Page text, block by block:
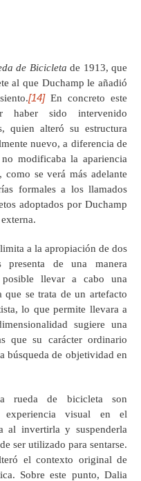
de Bicicleta de 1913, que
al que Duchamp le añadió
[14]En concreto este
haber sido intervenido
quien alteró su estructura
nuevo, a diferencia de
modificaba la apariencia
se verá más adelante
formales a los llamados
adoptados por Duchamp
a la apropiación de dos
de una manera
llevar a cabo una
que se trata de un artefacto
lo que permite llevara a
sugiere una
que su carácter ordinario
búsqueda de objetividad en
rueda de bicicleta son
experiencia visual en el
al invertirla y suspenderla
ser utilizado para sentarse.
el contexto original de
Sobre este punto, Dalia